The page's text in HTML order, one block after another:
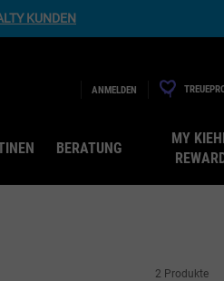
KUNDEN
ANMELDEN
BERATUNG
MY
2 Produkte